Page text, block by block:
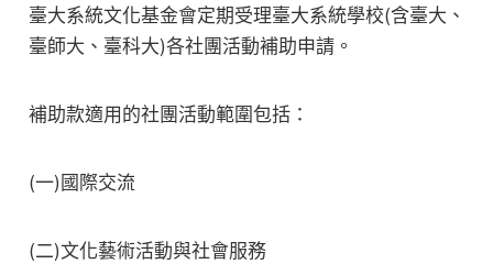
臺大系統文化基金會定期受理臺大系統學校(含臺大、
臺師大、臺科大)各社團活動補助申請。
補助款適用的社團活動範圍包括：
(一)國際交流
(二)文化藝術活動與社會服務